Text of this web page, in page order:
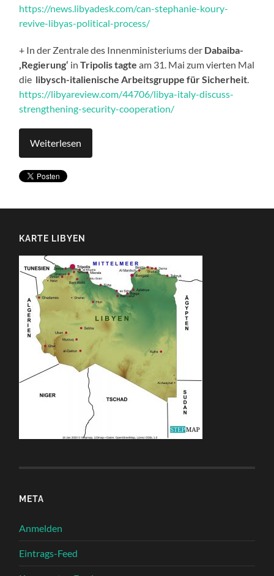
https://news.libyadesk.com/can-stephanie-koury-
revive-libyas-political-process/
+ In der Zentrale des Innenministeriums der Dabaiba-
‚Regierung‘ inTripolistagte am 31. Mai zum vierten Mal
die libysch-italienische Arbeitsgruppe für Sicherheit
https://libyareview.com/44706/libya-italy-discuss-
strengthening-security-cooperation/
Weiterlesen
KARTE LIBYEN
META
Anmelden
Eintrags-Feed